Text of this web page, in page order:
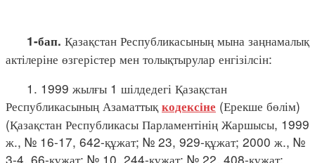
1-бап. Қазақстан Республикасының мына заңнамалық
актілеріне өзгерістер мен толықтырулар енгізілсін:
1. 1999 жылғы 1 шілдедегі Қазақстан
Республикасының Азаматтық кодексіне (Ерекше бөлім)
(Қазақстан Республикасы Парламентінің Жаршысы, 1999
ж., № 16-17, 642-құжат; № 23, 929-құжат; 2000 ж., №
3-4, 66-құжат; № 10, 244-құжат; № 22, 408-құжат;